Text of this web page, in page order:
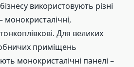
використовують різні
монокристалічні,
Для великих
приміщень
монокристалічні панелі –